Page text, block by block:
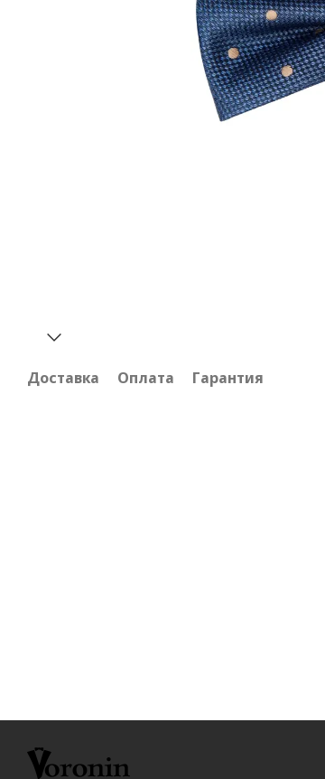
Доставка Оплата Гарантия